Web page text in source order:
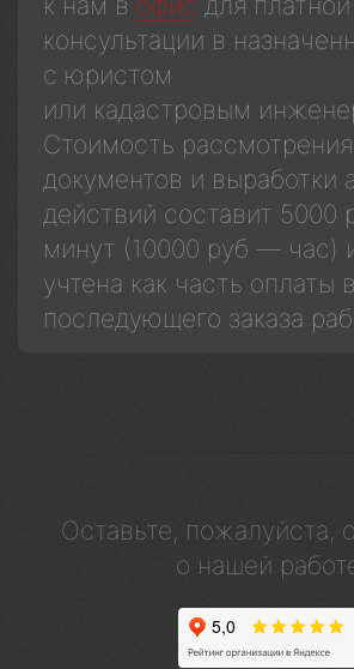
консультации в
с юристом
или кадастровым
Стоимость рассмотрения
документов и выработки
действий составит 5000
минут (10000 руб — час)
учтена как часть оплаты
последующего заказа
Оставьте, пожалуйста,
о нашей